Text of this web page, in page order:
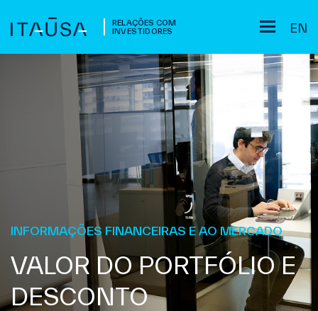
RELAÇÕES COM
INVESTIDORES
EN
INFORMAÇÕES FINANCEIRAS E AO MERCADO
VALOR DO PORTFÓLIO E
DESCONTO